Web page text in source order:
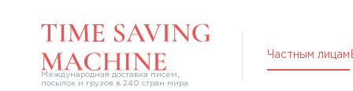
Международная доставка писем,
посылок и грузов в 240 стран мира
Частным лицам